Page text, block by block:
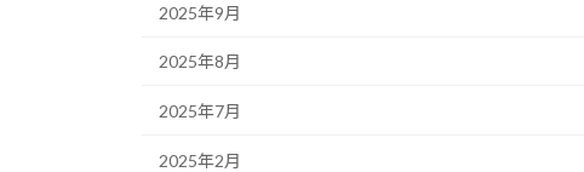
ジ
送
り
2025年9月
2025年8月
2025年7月
2025年2月